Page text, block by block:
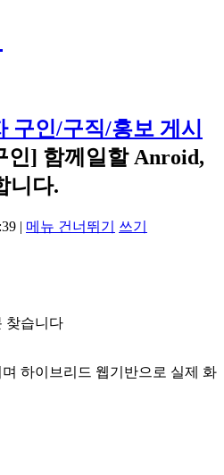
구인/구직/홍보 게시
인] 함께일할 Anroid,
니다.
| 메뉴 건너뛰기 쓰기
찾습니다
하이브리드 웹기반으로 실제 화